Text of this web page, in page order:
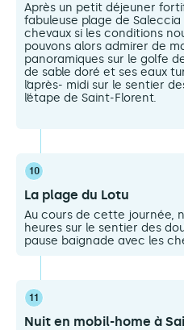
Après un petit déjeuner
fabuleuse plage de
chevaux si les conditions
pouvons alors admirer de
panoramiques sur le golfe
de sable doré et ses eaux
l’après- midi sur le sentier
l’étape de Saint-Florent.
10
La plage du Lotu
Au cours de cette journée,
heures sur le sentier des
pause baignade avec les
11
Nuit en mobil-home à